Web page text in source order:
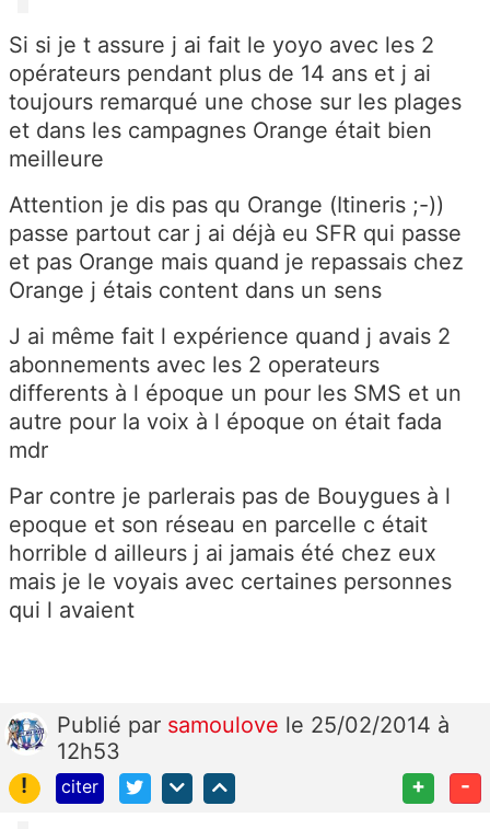
Si si je t assure j ai fait le yoyo avec les 2
opérateurs pendant plus de 14 ans et j ai
toujours remarqué une chose sur les plages
et dans les campagnes Orange était bien
meilleure
Attention je dis pas qu Orange (Itineris ;-))
passe partout car j ai déjà eu SFR qui passe
et pas Orange mais quand je repassais chez
Orange j étais content dans un sens
J ai même fait l expérience quand j avais 2
abonnements avec les 2 operateurs
differents à l époque un pour les SMS et un
autre pour la voix à l époque on était fada
mdr
Par contre je parlerais pas de Bouygues à l
epoque et son réseau en parcelle c était
horrible d ailleurs j ai jamais été chez eux
mais je le voyais avec certaines personnes
qui l avaient
Publié par samoulove le 25/02/2014 à
12h53
!
citer + -